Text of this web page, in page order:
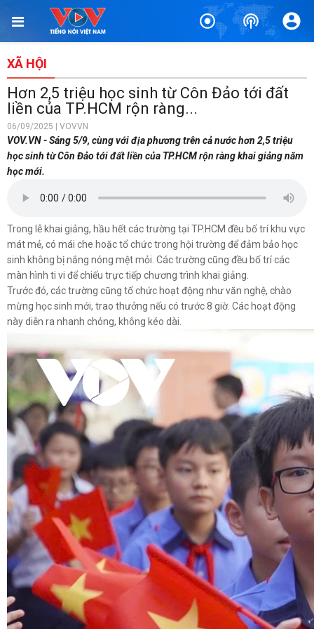
XÃ HỘI
Hơn 2,5 triệu học sinh từ Côn Đảo tới đất
liền của TP.HCM rộn ràng...
06/09/2025 | VOVVN
VOV.VN - Sáng 5/9, cùng với địa phương trên cả nước hơn 2,5 triệu
học sinh từ Côn Đảo tới đất liền của TP.HCM rộn ràng khai giảng năm
học mới.
Trong lễ khai giảng, hầu hết các trường tại TP.HCM đều bố trí khu vực
mát mẻ, có mái che hoặc tổ chức trong hội trường để đảm bảo học
sinh không bị nắng nóng mệt mỏi. Các trường cũng đều bố trí các
màn hình ti vi để chiếu trực tiếp chương trình khai giảng.
Trước đó, các trường cũng tổ chức hoạt động như văn nghệ, chào
mừng học sinh mới, trao thưởng nếu có trước 8 giờ. Các hoạt động
này diễn ra nhanh chóng, không kéo dài.
TIN BÀI LIÊN QUAN
Đề nghị Hà Nội xác minh hoạt động kinh doanh sản phẩm
Slimaura Care x3
Lào Cai: Xây dựng kịch bản đến từng xã, thôn phòng chống lũ
quét, sạt lở đất
1 phút trước
Đồng Tháp: 153 tàu cá không hoạt động đang được quản lý,
giám sát chặt chẽ
ở Đồng Nai
28 phút trước
Thanh Hóa quyết liệt gỡ điểm nghẽn chuyển đổi số
43 phút trước
285 nhóm trẻ, lớp mầm non ở TP.HCM có thể đóng cửa
Công an xã ở Thanh Hóa giúp nhận lại 120 triệu chuyển nhầm
1 giờ trước
Cẩn trọng khi di chuyển trên đèo Chiềng Pấc, QL6, Sơn La
1 giờ trước
Thanh Hóa yêu cầu chấn chỉnh phần thi nghi thức Đội trong
hoạt động trại hè
1 giờ trước
Theo dõi, đốc thúc từng ngày tiến độ 2 trường nội trú liên cấp
biên giới
2 giờ trước
Đắk Lắk hướng tới mô hình an ninh mạng lấy con người làm
trung tâm
2 giờ trước
Ra mắt Trung đội phương tiện không người lái tại Cảnh sát